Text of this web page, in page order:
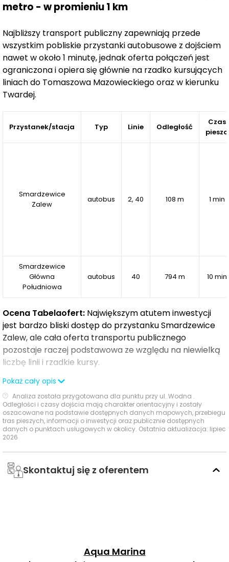
orazwindy w budynkach, co zapewnia wygodę
jakość wykończenia i funkcjonalne rozwiązania
sprawiają, że apartamenty oferują komfort na
najwyższym poziomie.
Inwestycja z potencjałem
Oprócz mieszkań, część inwestycji stanowić będą
lokale użytkowe,które stanowią opcję dla osób
poszukujących lokali pod wynajem lub własną
działalność gospodarczą. To świetna okazja
komfortowe mieszkanie, ale również możliwość
metro - w promieniu 1 km
Najbliższy transport publiczny zapewniają przede
wszystkim pobliskie przystanki autobusowe z dojściem
nawet w około 1 minutę, jednak oferta połączeń jest
ograniczona i opiera się głównie na rzadko kursujących
liniach do Tomaszowa Mazowieckiego oraz w kierunku
Twardej.
Przystanek/stacja Typ Linie Odległość
Czas
pieszo
Smardzewice
Zalew
autobus 2, 40 108 m 1 min
Smardzewice
Główna
Południowa
autobus 40 794 m 10 min
Ocena Tabelaofert: Największym atutem inwestycji
jest bardzo bliski dostęp do przystanku Smardzewice
Zalew, ale cała oferta transportu publicznego
pozostaje raczej podstawowa ze względu na niewielką
liczbę linii i rzadkie kursy.
Usługi na co dzień: zakupy, zdrowie i
gastronomia - w promieniu 1 km
W najbliższym otoczeniu inwestycji dostęp do
codziennych usług jest wygodny, a część
najważniejszych punktów znajduje się w zasięgu
krótkiego spaceru.
Pokaż cały opis
Analiza została przygotowana dla punktu przy ul. Wodna .
Odległości i czasy dojścia mają charakter orientacyjny i zostały
oszacowane na podstawie dostępnych danych mapowych, przebiegu
tras pieszych, informacji o inwestycji oraz publicznie dostępnych
danych o punktach usługowych w okolicy. Ostatnia aktualizacja: lipiec
2026
Skontaktuj się z oferentem
Aqua Marina